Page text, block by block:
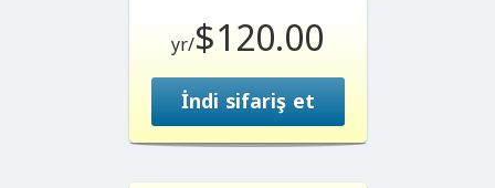
$120.00
/yr
İndi sifariş et